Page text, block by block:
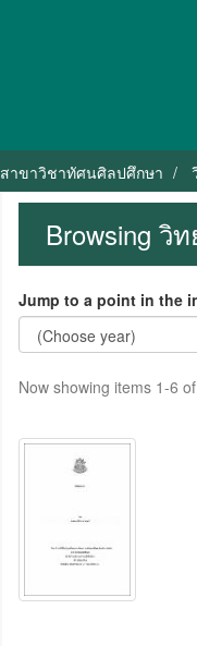
สาขาวิชาทัศนศิลปศึกษา
Browsing วิ
Jump to a point in the
Now showing items 1-6